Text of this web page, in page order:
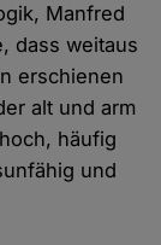
Manfred
dass weitaus
erschienen
alt und arm
häufig
und